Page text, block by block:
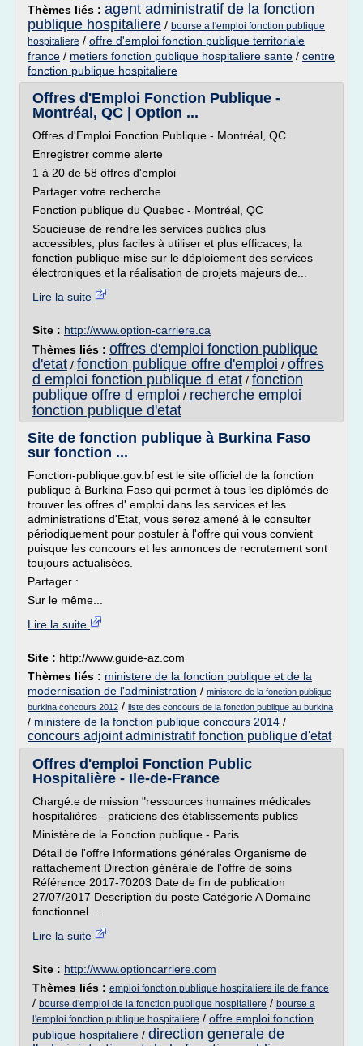
Thèmes liés : agent administratif de la fonction
publique hospitaliere / bourse a l'emploi fonction publique
hospitaliere / offre d'emploi fonction publique territoriale
france / metiers fonction publique hospitaliere sante / centre
fonction publique hospitaliere
Offres d'Emploi Fonction Publique -
Montréal, QC | Option ...
Offres d'Emploi Fonction Publique - Montréal, QC
Enregistrer comme alerte
1 à 20 de 58 offres d'emploi
Partager votre recherche
Fonction publique du Quebec - Montréal, QC
Soucieuse de rendre les services publics plus
accessibles, plus faciles à utiliser et plus efficaces, la
fonction publique mise sur le déploiement des services
électroniques et la réalisation de projets majeurs de...
Lire la suite
Site : http://www.option-carriere.ca
Thèmes liés : offres d'emploi fonction publique
d'etat / fonction publique offre d'emploi / offres
d emploi fonction publique d etat / fonction
publique offre d emploi / recherche emploi
fonction publique d'etat
Site de fonction publique à Burkina Faso
sur fonction ...
Fonction-publique.gov.bf est le site officiel de la fonction
publique à Burkina Faso qui permet à tous les diplômés de
trouver les offres d' emploi dans les services et les
administrations d'Etat, vous serez amené à le consulter
périodiquement pour postuler à l'offre qui vous convient
puisque les concours et les annonces de recrutement sont
toujours actualisées.
Partager :
Sur le même...
Lire la suite
Site : http://www.guide-az.com
Thèmes liés : ministere de la fonction publique et de la
modernisation de l'administration / ministere de la fonction publique
burkina concours 2012 / liste des concours de la fonction publique au burkina
/ ministere de la fonction publique concours 2014 /
concours adjoint administratif fonction publique d'etat
Offres d'emploi Fonction Public
Hospitalière - Ile-de-France
Chargé.e de mission "ressources humaines médicales
hospitalières - praticiens des établissements publics
Ministère de la Fonction publique - Paris
Détail de l'offre Informations générales Organisme de
rattachement Direction générale de l'offre de soins
Référence 2017-70203 Date de fin de publication
27/07/2017 Description du poste Catégorie A Domaine
fonctionnel ...
Lire la suite
Site : http://www.optioncarriere.com
Thèmes liés : emploi fonction publique hospitaliere ile de france
/ bourse d'emploi de la fonction publique hospitaliere / bourse a
l'emploi fonction publique hospitaliere / offre emploi fonction
publique hospitaliere / direction generale de